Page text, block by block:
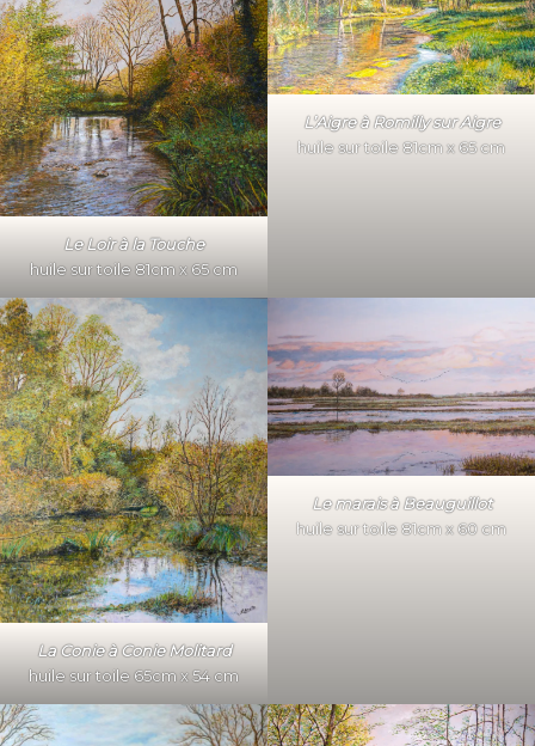
Le Loir à la Touche
huile sur toile 81cm x 65 cm
L’Aigre à Romillysur Aigre
huile sur toile 81cm x 65 cm
La Conie à Conie Molitard
huile sur toile 65cm x 54 cm
Le marais à Beauguillot
huile sur toile 81cm x 60 cm